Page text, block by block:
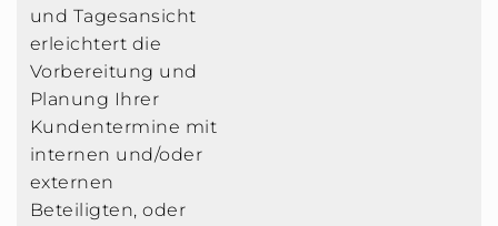
und Tagesansicht
erleichtert die
Vorbereitung und
Planung Ihrer
Kundentermine mit
internen und/oder
externen
Beteiligten, oder